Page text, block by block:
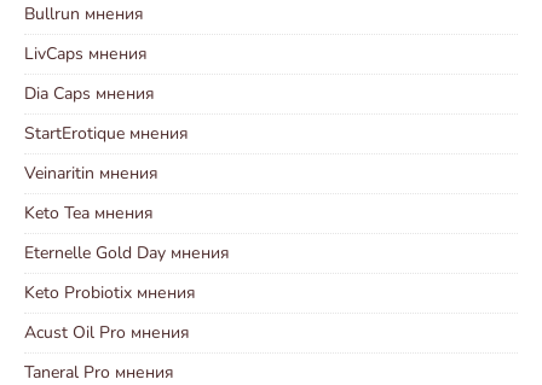
Bullrun мнения
LivCaps мнения
Dia Caps мнения
StartErotique мнения
Veinaritin мнения
Keto Tea мнения
Eternelle Gold Day мнения
Keto Probiotix мнения
Acust Oil Pro мнения
Taneral Pro мнения